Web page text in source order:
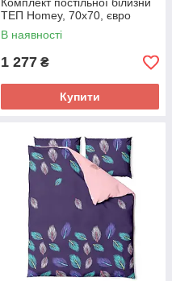
ТЕП Homey, 70х70, євро
В наявності
1 277 ₴
Купити